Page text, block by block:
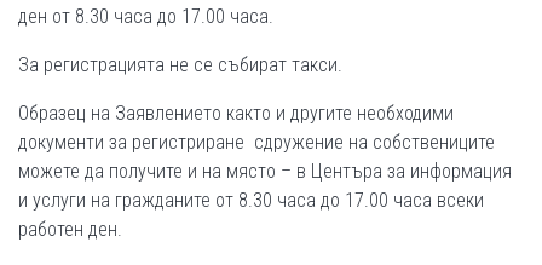
ден от 8.30 часа до 17.00 часа.
За регистрацията не се събират такси.
Образец на Заявлението както и другите необходими
документи за регистриране сдружение на собствениците
можете да получите и на място – в Центъра за информация
и услуги на гражданите от 8.30 часа до 17.00 часа всеки
работен ден.